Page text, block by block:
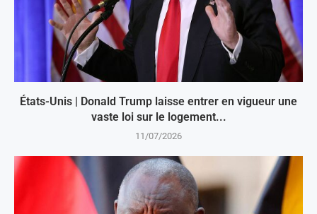
États-Unis | Donald Trump laisse entrer en vigueur une
vaste loi sur le logement...
11/07/2026